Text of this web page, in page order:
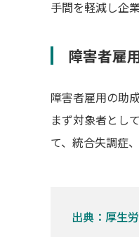
手間を軽減し企
障害者雇
障害者雇用の助
まず対象者とし
て、統合失調症
出典：厚生